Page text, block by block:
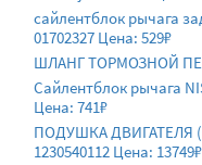
сайлентблок рычага
01702327 Цена: 529₽
ШЛАНГ ТОРМОЗНОЙ
Сайлентблок рычага
Цена: 741₽
ПОДУШКА ДВИГАТЕЛЯ
1230540112 Цена: 13749₽